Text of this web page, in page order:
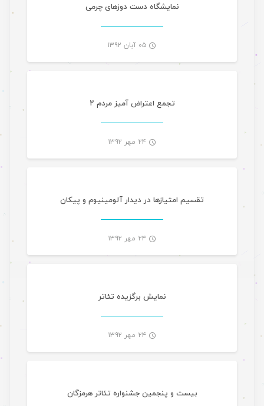
نمایشگاه دست دوزهای چرمی
۰۵ آبان ۱۳۹۲
تجمع اعتراض آمیز مردم ۲
۲۴ مهر ۱۳۹۲
تقسیم امتیازها در دیدار آلومینیوم و پیکان
۲۴ مهر ۱۳۹۲
نمایش برگزیده تئاتر
۲۴ مهر ۱۳۹۲
بیست و پنجمین جشنواره تئاتر هرمزگان